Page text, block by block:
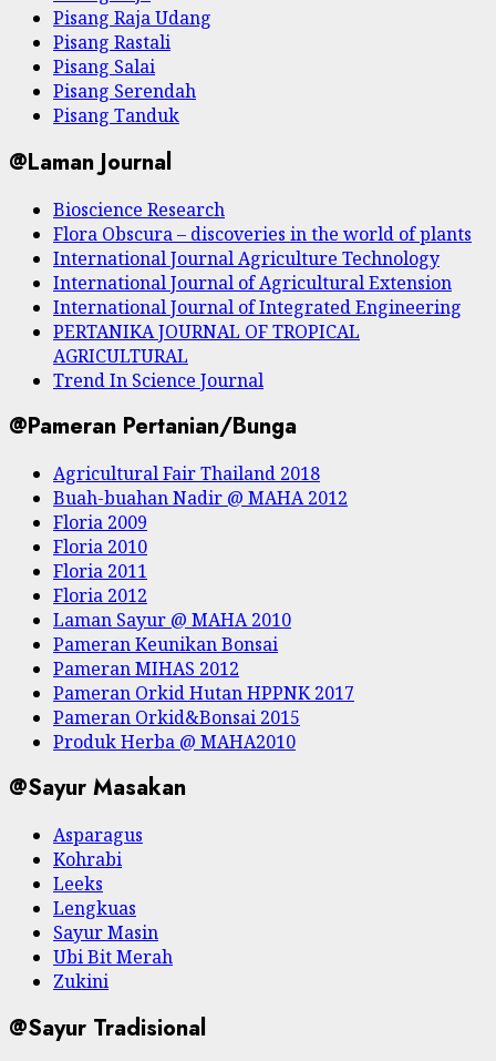
Pisang Raja Udang
Pisang Rastali
Pisang Salai
Pisang Serendah
Pisang Tanduk
@Laman Journal
Bioscience Research
Flora Obscura – discoveries in the world of plants
International Journal Agriculture Technology
International Journal of Agricultural Extension
International Journal of Integrated Engineering
PERTANIKA JOURNAL OF TROPICAL
AGRICULTURAL
Trend In Science Journal
@Pameran Pertanian/Bunga
Agricultural Fair Thailand 2018
Buah-buahan Nadir @ MAHA 2012
Floria 2009
Floria 2010
Floria 2011
Floria 2012
Laman Sayur @ MAHA 2010
Pameran Keunikan Bonsai
Pameran MIHAS 2012
Pameran Orkid Hutan HPPNK 2017
Pameran Orkid&Bonsai 2015
Produk Herba @ MAHA2010
@Sayur Masakan
Asparagus
Kohrabi
Leeks
Lengkuas
Sayur Masin
Ubi Bit Merah
Zukini
@Sayur Tradisional